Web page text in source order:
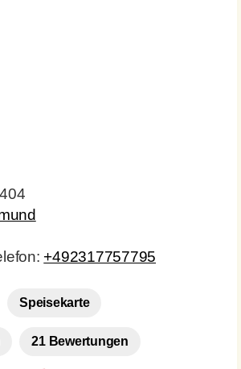
+492317757795
Speisekarte
21 Bewertungen